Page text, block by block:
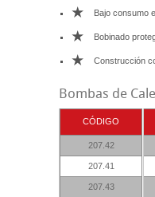
* Bajo consumo
* Bobinado
* Construcción
Bombas de
CÓDIGO
207.42
207.41
207.43